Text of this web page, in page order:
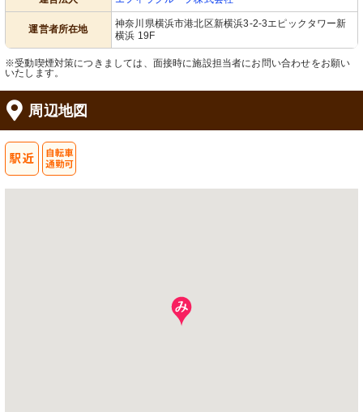
運営者所在地
神奈川県横浜市港北区新横浜3-2-3エピックタワー新
横浜 19F
※受動喫煙対策につきましては、面接時に施設担当者にお問い合わせをお願い
いたします。
周辺地図